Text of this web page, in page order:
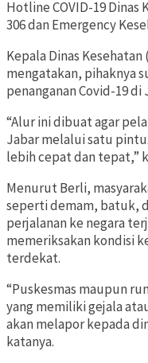
Hotline COVID-19 Dinas
306 dan Emergency
Kepala Dinas
mengatakan, pihaknya
penanganan Covid-19 di
“Alur ini dibuat agar
Jabar melalui satu
lebih cepat dan tepat,”
Menurut Berli,
seperti demam, batuk,
perjalanan ke negara
memeriksakan kondisi
terdekat.
“Puskesmas maupun
yang memiliki gejala
akan melapor kepada
katanya.